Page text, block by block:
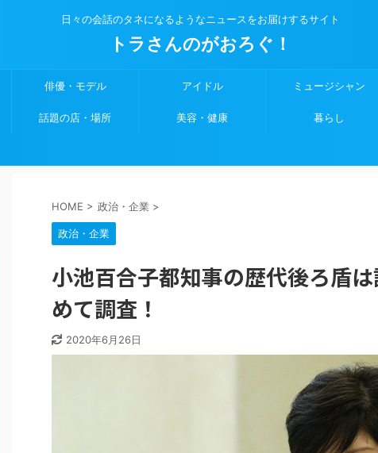
日々の会話のタネになるようなニュースをお届けするサイト
トラさんのがおろぐ！
俳優・モデル アイドル ミュージシャン
話題の店・場所 美容・健康 暮らし
HOME > 政治・企業 >
政治・企業
小池百合子都知事の歴代後ろ盾
めて調査！
2020年6月26日